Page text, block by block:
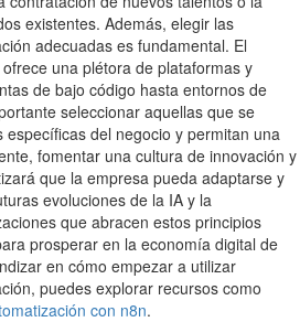
existentes. Además, elegir las
adecuadas es fundamental. El
una plétora de plataformas y
de bajo código hasta entornos de
seleccionar aquellas que se
del negocio y permitan una
fomentar una cultura de innovación y
que la empresa pueda adaptarse y
evoluciones de la IA y la
que abracen estos principios
prosperar en la economía digital de
en cómo empezar a utilizar
puedes explorar recursos como
con n8n.